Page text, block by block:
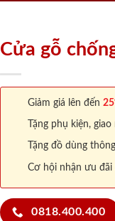
Cửa gỗ
Giảm giá lên đến
Tặng phụ kiện,
Tặng đồ dùng
Cơ hội nhận ưu đãi
0818.400.400